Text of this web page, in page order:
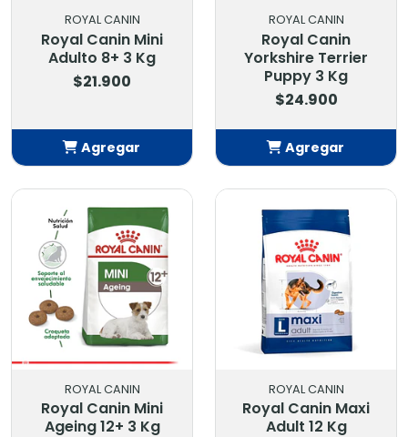
ROYAL CANIN
Royal Canin Mini
Adulto 8+ 3 Kg
$21.900
Agregar
ROYAL CANIN
Royal Canin
Yorkshire Terrier
Puppy 3 Kg
$24.900
Agregar
ROYAL CANIN
Royal Canin Mini
Ageing 12+ 3 Kg
ROYAL CANIN
Royal Canin Maxi
Adult 12 Kg